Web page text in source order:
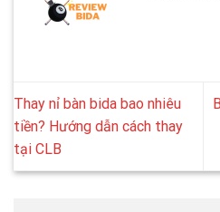
Thay nỉ bàn bida bao nhiêu
tiền? Hướng dẫn cách thay
tại CLB